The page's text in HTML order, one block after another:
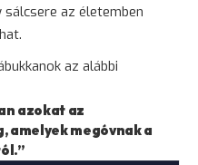
az életemben
az alábbi
azokat az
amelyek megóvnak a